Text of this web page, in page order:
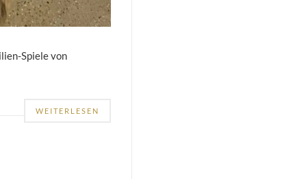
Spiele von
WEITERLESEN